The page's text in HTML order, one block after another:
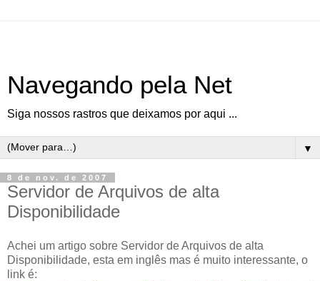
Navegando pela Net
Siga nossos rastros que deixamos por aqui ...
▼
8 de nov. de 2007
Servidor de Arquivos de alta
Disponibilidade
Achei um artigo sobre Servidor de Arquivos de alta
Disponibilidade, esta em inglês mas é muito interessante, o
link é: